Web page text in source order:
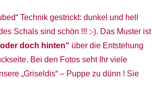
Technik gestrickt: dunkel und hell
Schals sind schön !!! :-). Das Muster ist
doch hinten“ über die Entstehung
Bei den Fotos seht Ihr viele
„Griseldis“ – Puppe zu dünn ! Sie